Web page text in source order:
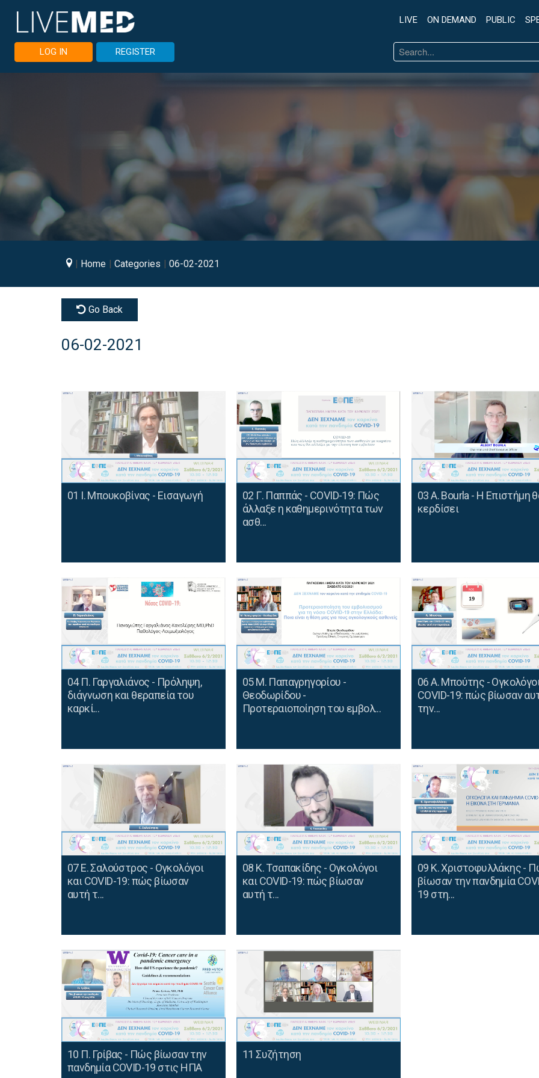
LIVE ON DEMAND PUBLIC
LOG IN REGISTER
Search
...
Home Categories 06-02-2021
Go Back
06-02-2021
01 Ι. Μπουκοβίνας - Εισαγωγή
02 Γ. Παππάς - COVID-19: Πώς
άλλαξε η καθημερινότητα των
ασθ...
03 A. Bourla - Η Επιστήμη
κερδίσει
04 Π. Γαργαλιάνος - Πρόληψη,
διάγνωση και θεραπεία του
καρκί...
05 Μ. Παπαγρηγορίου -
Θεοδωρίδου -
Προτεραιοποίηση του εμβολ...
06 Α. Μπούτης -
COVID-19: πώς βίωσαν
την...
07 Ε. Σαλούστρος - Ογκολόγοι
και COVID-19: πώς βίωσαν
αυτή τ...
08 Κ. Τσαπακίδης - Ογκολόγοι
και COVID-19: πώς βίωσαν
αυτή τ...
09 Κ. Χριστοφυλλάκης -
βίωσαν την πανδημία
19 στη...
10 Π. Γρίβας - Πώς βίωσαν την
πανδημία COVID-19 στις ΗΠΑ
11 Συζήτηση